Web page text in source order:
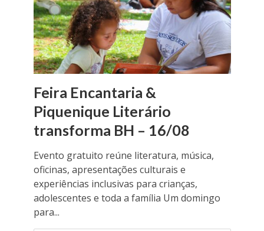
Feira Encantaria &
Piquenique Literário
transforma BH – 16/08
Evento gratuito reúne literatura, música,
oficinas, apresentações culturais e
experiências inclusivas para crianças,
adolescentes e toda a família Um domingo
para...